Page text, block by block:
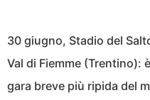
30 giugno, Stadio del
Val di Fiemme (Trentino):
gara breve più ripida del